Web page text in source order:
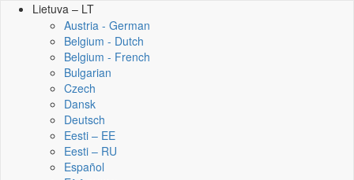
Lietuva – LT
Austria - German
Belgium - Dutch
Belgium - French
Bulgarian
Czech
Dansk
Deutsch
Eesti – EE
Eesti – RU
Español